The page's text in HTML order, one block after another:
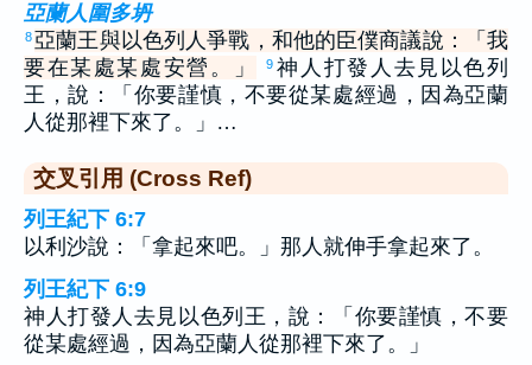
亞蘭人圍多坍
8 亞蘭王與以色列人爭戰，和他的臣僕商議說：「我
要在某處某處安營。」
9 神人打發人去見以色列
王，說：「你要謹慎，不要從某處經過，因為亞蘭
人從那裡下來了。」…
交叉引用 (Cross Ref)
列王紀下 6:7
以利沙說：「拿起來吧。」那人就伸手拿起來了。
列王紀下 6:9
神人打發人去見以色列王，說：「你要謹慎，不要
從某處經過，因為亞蘭人從那裡下來了。」